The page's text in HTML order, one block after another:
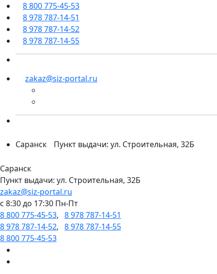
8 800 775-45-53
8 978 787-14-51
8 978 787-14-52
8 978 787-14-55
zakaz@siz-portal.ru
Саранск Пункт выдачи: ул. Строительная, 32Б
Саранск
Пункт выдачи: ул. Строительная, 32Б
zakaz@siz-portal.ru
c 8:30 до 17:30 Пн-Пт
8 800 775-45-53, 8 978 787-14-51
8 978 787-14-52, 8 978 787-14-55
8 800 775-45-53